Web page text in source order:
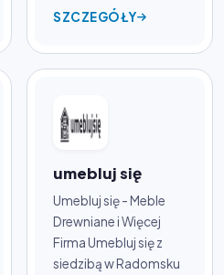
SZCZEGÓŁY
umebluj się
Umebluj się - Meble
Drewniane i Więcej
Firma Umebluj się z
siedzibą w Radomsku